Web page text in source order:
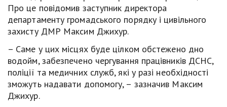
Про це повідомив заступник директора
департаменту громадського порядку і цивільного
захисту ДМР Максим Джихур.
– Саме у цих місцях буде цілком обстежено дно
водойм, забезпечено чергування працівників ДСНС,
поліції та медичних служб, які у разі необхідності
зможуть надавати допомогу, – зазначив Максим
Джихур.